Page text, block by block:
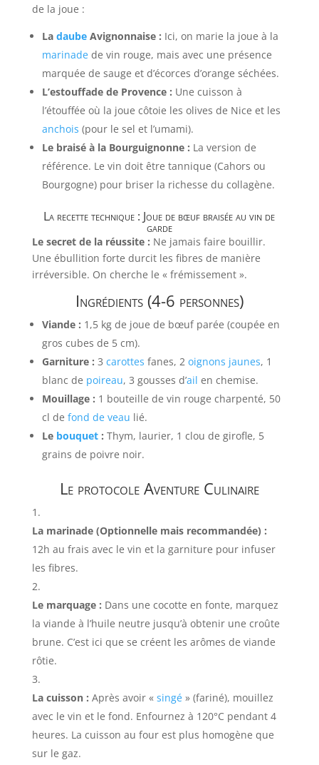
de la joue :
La daubeAvignonnaise : Ici, on marie la joue à la
marinadede vin rouge, mais avec une présence
marquée de sauge et d’écorces d’orange séchées.
L’estouffade de Provence : Une cuisson à
l’étouffée où la joue côtoie les olives de Nice et les
anchois (pour le sel et l’umami).
Le braisé à la Bourguignonne : La version de
référence. Le vin doit être tannique (Cahors ou
Bourgogne) pour briser la richesse du collagène.
La recette technique : Joue de bœuf braisée au vin de
garde
Le secret de la réussite : Ne jamais faire bouillir.
Une ébullition forte durcit les fibres de manière
irréversible. On cherche le « frémissement ».
Ingrédients (4-6 personnes)
Viande : 1,5 kg de joue de bœuf parée (coupée en
gros cubes de 5 cm).
Garniture : 3 carottes fanes, 2 oignons jaunes, 1
blanc de poireau, 3 gousses d’ail en chemise.
Mouillage : 1 bouteille de vin rouge charpenté, 50
cl de fond de veau lié.
Le bouquet: Thym, laurier, 1 clou de girofle, 5
grains de poivre noir.
Le protocole Aventure Culinaire
La marinade (Optionnelle mais recommandée) :
12h au frais avec le vin et la garniture pour infuser
les fibres.
Le marquage : Dans une cocotte en fonte, marquez
la viande à l’huile neutre jusqu’à obtenir une croûte
brune. C’est ici que se créent les arômes de viande
rôtie.
La cuisson : Après avoir « singé» (fariné), mouillez
avec le vin et le fond. Enfournez à 120°C pendant 4
heures. La cuisson au four est plus homogène que
sur le gaz.